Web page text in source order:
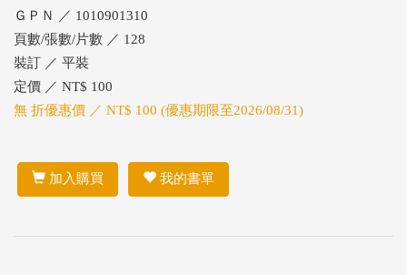
ＧＰＮ ／ 1010901310
頁數/張數/片數 ／ 128
裝訂 ／ 平裝
定價 ／ NT$ 100
無 折優惠價 ／ NT$ 100 (優惠期限至2026/08/31)
加入購買 我的書單